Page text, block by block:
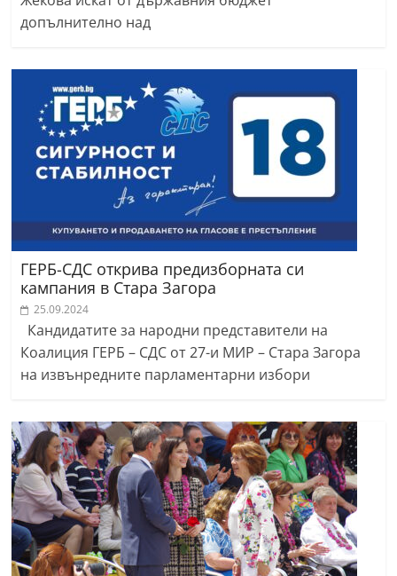
допълнително над
ГЕРБ-СДС открива предизборната си
кампания в Стара Загора
25.09.2024
Кандидатите за народни представители на
Коалиция ГЕРБ – СДС от 27-и МИР – Стара Загора
на извънредните парламентарни избори